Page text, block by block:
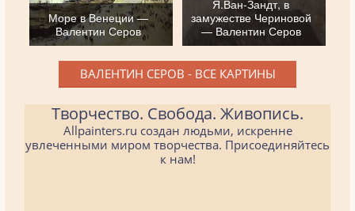
Море в Венеции —
Валентин Серов
Я.Ван-Зандт, в
замужестве Чериновой
— Валентин Серов
ВАЛЕНТИН СЕРОВ - ВСЕ КАРТИНЫ
Творчество. Свобода. Живопись.
Allpainters.ru создан людьми, искренне
увлеченными миром творчества. Присоединяйтесь
к нам!